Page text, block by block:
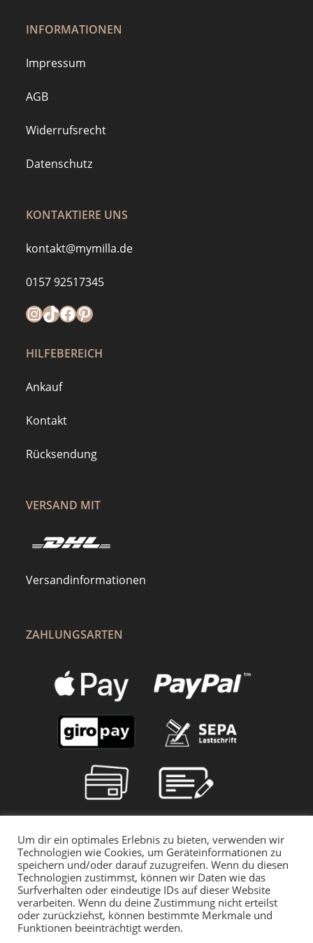
INFORMATIONEN
Impressum
AGB
Widerrufsrecht
Datenschutz
KONTAKTIERE UNS
kontakt@mymilla.de
0157 92517345
Instagram
https://www.tiktok.com/@mymilla.de
Facebook
Pinterest
HILFEBEREICH
Ankauf
Kontakt
Rücksendung
VERSAND MIT
Versandinformationen
ZAHLUNGSARTEN
Um dir ein optimales Erlebnis zu bieten, verwenden wir
Technologien wie Cookies, um Geräteinformationen zu
speichern und/oder darauf zuzugreifen. Wenn du diesen
Technologien zustimmst, können wir Daten wie das
Surfverhalten oder eindeutige IDs auf dieser Website
verarbeiten. Wenn du deine Zustimmung nicht erteilst
oder zurückziehst, können bestimmte Merkmale und
Funktionen beeinträchtigt werden.